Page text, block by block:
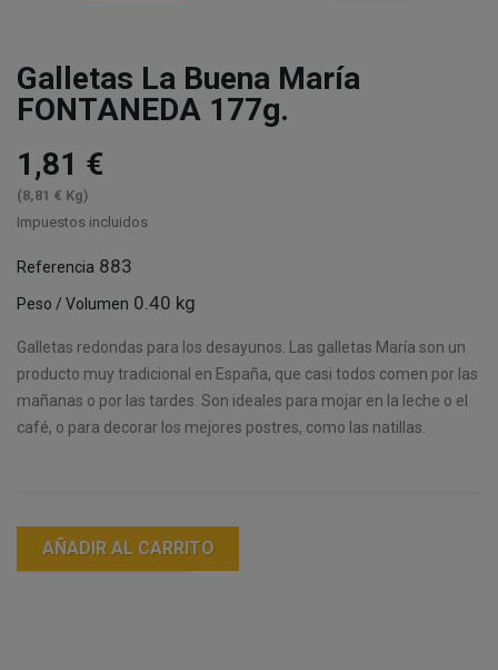
Galletas La Buena María
FONTANEDA 177g.
1,81 €
(8,81 € Kg)
Impuestos incluidos
Referencia 883
Peso / Volumen 0.40 kg
Galletas redondas para los desayunos. Las galletas María son un
producto muy tradicional en España, que casi todos comen por las
mañanas o por las tardes. Son ideales para mojar en la leche o el
café, o para decorar los mejores postres, como las natillas.
AÑADIR AL CARRITO